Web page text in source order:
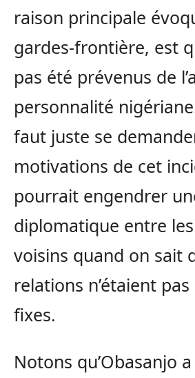
raison principale
gardes-frontière, est
pas été prévenus de
personnalité
faut juste se
motivations de cet
pourrait engendrer
diplomatique entre
voisins quand on sait
relations n’étaient
fixes.
Notons qu’Obasanjo